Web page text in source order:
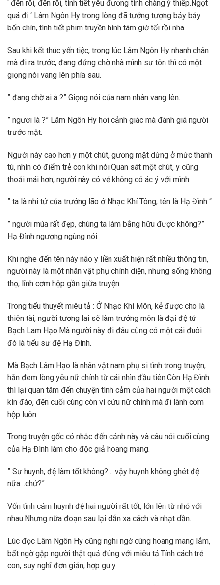
‘ đến rồi, đến rồi, tình tiết yêu đương tình chàng ý thiếp.Ngọt
quá đi ‘ Lâm Ngôn Hy trong lòng đã tưởng tượng bảy bảy
bốn chín, tình tiết phim truyền hình tám giờ tối rồi nha.
Sau khi kết thúc yến tiệc, trong lúc Lâm Ngôn Hy nhanh chân
mà đi ra trước, đang đứng chờ nhà mình sư tôn thì có một
giọng nói vang lên phía sau.
” đang chờ ai à ?” Giọng nói của nam nhân vang lên.
” ngươi là ?” Lâm Ngôn Hy hơi cảnh giác mà đánh giá người
trước mặt.
Người này cao hơn y một chút, gương mặt dừng ở mức thanh
tú, nhìn có điểm trẻ con khi nói.Quan sát một chút, y cũng
thoải mái hơn, người này có vẻ không có ác ý với mình.
” ta là nhi tử của trưởng lão ở Nhạc Khí Tông, tên là Hạ Đình “
” người múa rất đẹp, chúng ta làm bằng hữu được không?”
Hạ Đình ngượng ngùng nói.
Khi nghe đến tên này não y liền xuất hiện rất nhiều thông tin,
người này là một nhân vật phụ chính diện, nhưng sống không
thọ, lĩnh cơm hộp gần giữa truyện.
Trong tiểu thuyết miêu tả : Ở Nhạc Khí Môn, kẻ được cho là
thiên tài, người tương lai sẽ làm trưởng môn là đại đệ tử
Bạch Lam Hạo.Mà người này đi đâu cũng có một cái đuôi
đó là tiểu sư đệ Hạ Đình.
Mà Bạch Lâm Hạo là nhân vật nam phụ si tình trong truyện,
hắn đem lòng yêu nữ chính từ cái nhìn đầu tiên.Còn Hạ Đình
thì lại quan tâm đến chuyện tình cảm của hai người một cách
kín đáo, đến cuối cùng còn vì cứu nữ chính mà đi lãnh cơm
hộp luôn.
Trong truyện gốc có nhắc đến cảnh này và câu nói cuối cùng
của Hạ Đình làm cho độc giả hoang mang.
” Sư huynh, đệ làm tốt không?… vậy huynh không ghét đệ
nữa…chứ?”
Vốn tình cảm huynh đệ hai người rất tốt, lớn lên từ nhỏ với
nhau.Nhưng nữa đoạn sau lại dẫn xa cách và nhạt dần.
Lúc đọc Lâm Ngôn Hy cũng nghi ngờ cùng hoang mang lắm,
bất ngờ gặp người thật quả đúng với miêu tả.Tính cách trẻ
con, suy nghĩ đơn giản, hợp gu y.